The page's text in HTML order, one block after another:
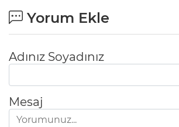
Yorum Ekle
Adınız Soyadınız
Mesaj